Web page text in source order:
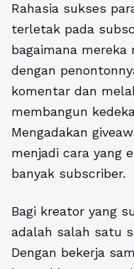
Rahasia sukses
terletak pada
bagaimana mereka
dengan
komentar dan
membangun
Mengadakan
menjadi cara yang
banyak subscriber.
Bagi kreator yang
adalah salah satu
Dengan bekerja